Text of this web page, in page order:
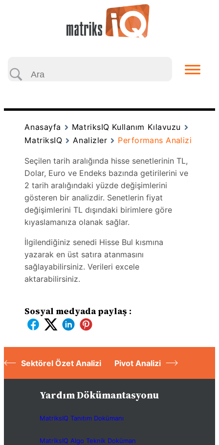
Anasayfa
MatriksIQ Kullanım Kılavuzu
MatriksIQ
Analizler Performans Analizi
Seçilen tarih aralığında hisse senetlerinin TL,
Dolar, Euro ve Endeks bazında getirilerini ve
2 tarih aralığındaki yüzde değişimlerini
gösteren bir analizdir. Senetlerin fiyat
değişimlerini TL dışındaki birimlere göre
kıyaslamanıza olanak sağlar.
İlgilendiğiniz senedi Hisse Bul kısmına
yazarak en üst satıra atanmasını
sağlayabilirsiniz. Verileri excele
aktarabilirsiniz.
Sosyal medyada paylaş :
Sektörel Özet Analizi Pivot Analizi
Yardım Dökümantasyonu
MatriksIQ Tanıtım Dokümanı
MatriksIQ Algo Teknik Doküman